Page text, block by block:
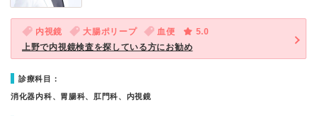
内視鏡 大腸ポリープ 血便
5.0
上野で内視鏡検査を探している方にお勧め
診療科目：
消化器内科、胃腸科、肛門科、内視鏡